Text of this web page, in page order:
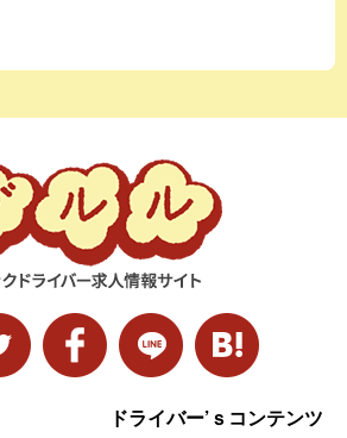
ドライバー’ｓコンテンツ